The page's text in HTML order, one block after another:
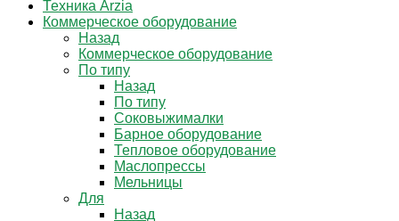
Техника Arzia
Коммерческое оборудование
Назад
Коммерческое оборудование
По типу
Назад
По типу
Соковыжималки
Барное оборудование
Тепловое оборудование
Маслопрессы
Мельницы
Для
Назад